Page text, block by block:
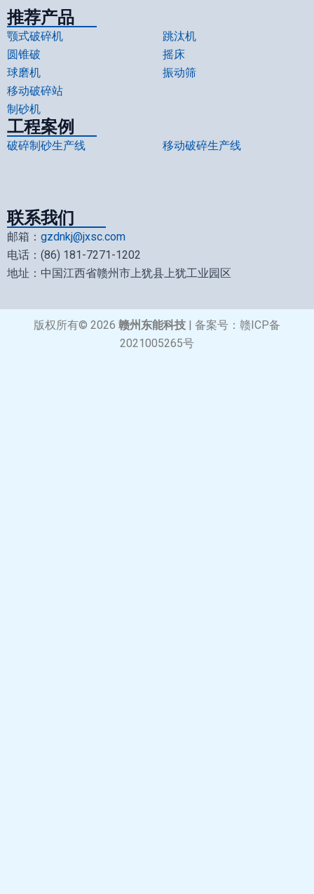
推荐产品
颚式破碎机
圆锥破
球磨机
移动破碎站
制砂机
跳汰机
摇床
振动筛
工程案例
破碎制砂生产线 移动破碎生产线
联系我们
邮箱： gzdnkj@jxsc.com
电话：(86) 181-7271-1202
地址：中国江西省赣州市上犹县上犹工业园区
版权所有© 2026 赣州东能科技 | 备案号： 赣ICP备
2021005265号